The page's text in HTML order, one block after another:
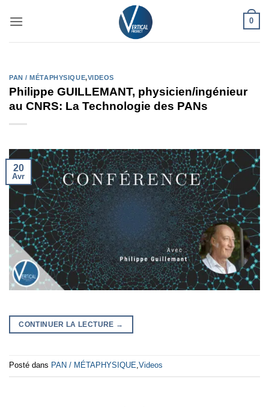
0
PAN / MÉTAPHYSIQUE,VIDEOS
Philippe GUILLEMANT, physicien/ingénieur
au CNRS: La Technologie des PANs
20
Avr
CONTINUER LA LECTURE →
Posté dans PAN / MÉTAPHYSIQUE,Videos